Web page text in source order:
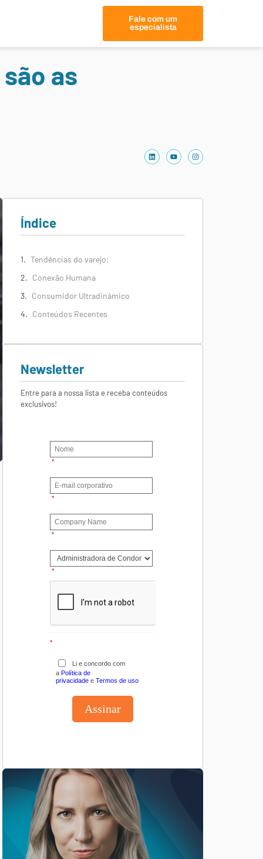
Fale com um
especialista
as
Índice
Tendências do varejo:
Conexão Humana
Consumidor Ultradinâmico
Conteúdos Recentes
Newsletter
Entre para a nossa lista e receba conteúdos
exclusivos!